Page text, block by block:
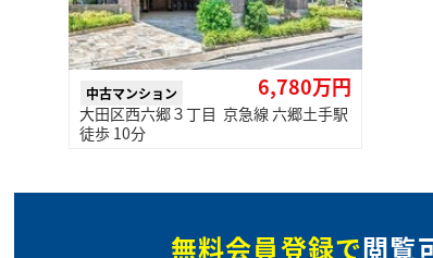
中古マンション 6,780万円
大田区西六郷３丁目 京急線 六郷土手駅
徒歩 10分
無料会員登録で閲覧